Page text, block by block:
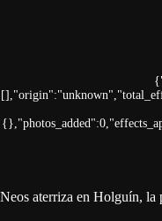
Neos aterriza en Holguín, la